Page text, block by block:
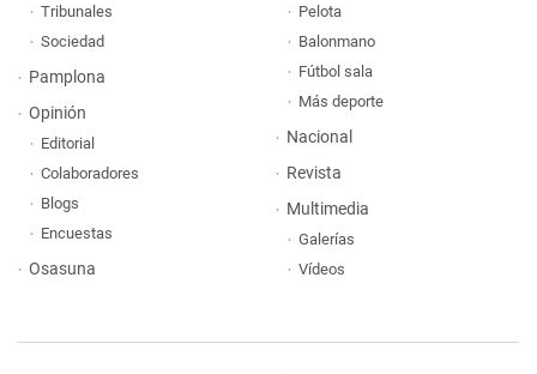
Tribunales
Sociedad
Pamplona
Opinión
Editorial
Colaboradores
Blogs
Encuestas
Osasuna
Pelota
Balonmano
Fútbol sala
Más deporte
Nacional
Revista
Multimedia
Galerías
Vídeos